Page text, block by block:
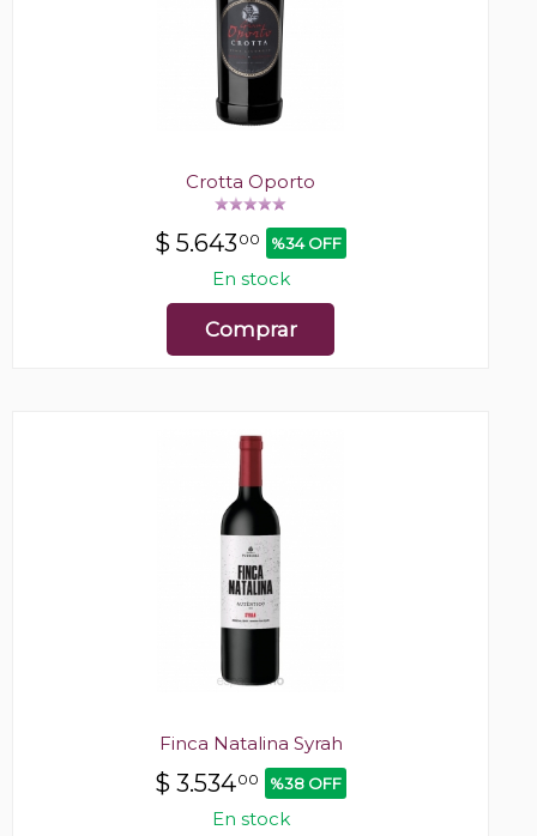
Crotta Oporto
$ 5.643 00 %34 OFF
En stock
Comprar
Finca Natalina Syrah
$ 3.53400 %38 OFF
En stock